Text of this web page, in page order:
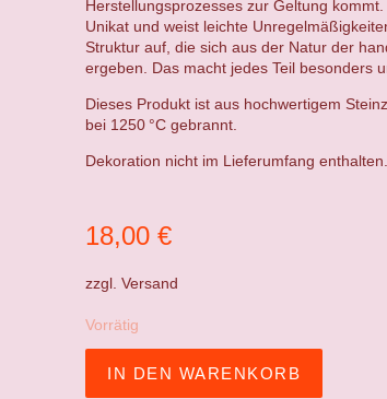
zzgl.Versand
18,00€
Vorrätig
IN DEN WARENKORB
Herstellungsprozesses zur Geltung
Unikat und weist leichte
Struktur auf, die sich aus der Natur der
ergeben. Das macht jedes Teil besonders
Dieses Produkt ist aus hochwertigem
bei 1250 °C gebrannt.
Dekoration nicht im Lieferumfang enthalten.